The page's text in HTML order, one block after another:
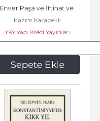
Sepete Ekle
Enver Paşa ve İttihat ve
Terakki Erkanı -
Kazım Karabekir
YKY Yapı Kredi Yayınları
337,50